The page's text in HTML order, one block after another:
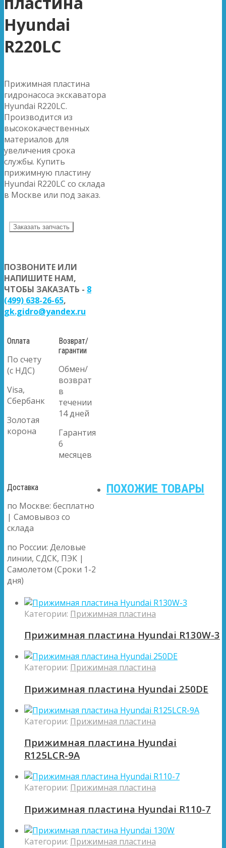
Hyundai
R220LC
Прижимная пластина
гидронасоса экскаватора
Hyundai R220LC.
Производится из
высококачественных
материалов для
увеличения срока
службы. Купить
прижимную пластину
Hyundai R220LC со склада
в Москве или под заказ.
Заказать запчасть
ПОЗВОНИТЕ ИЛИ
НАПИШИТЕ НАМ,
ЧТОБЫ ЗАКАЗАТЬ - 8
(499) 638-26-65,
gk.gidro@yandex.ru
Оплата
По счету
(с НДС)
Visa,
Сбербанк
Золотая
корона
Возврат/
гарантии
Обмен/
возврат
в
течении
14 дней
Гарантия
6
месяцев
Доставка
по Москве: бесплатно
| Самовывоз со
склада
по России: Деловые
линии, СДСК, ПЭК |
Самолетом (Сроки 1-2
дня)
ПОХОЖИЕ ТОВАРЫ
Категории: Прижимная пластина
Прижимная пластина Hyundai R130W-3
Категории: Прижимная пластина
Прижимная пластина Hyundai 250DE
Категории: Прижимная пластина
Прижимная пластина Hyundai
R125LCR-9A
Категории: Прижимная пластина
Прижимная пластина Hyundai R110-7
Категории: Прижимная пластина